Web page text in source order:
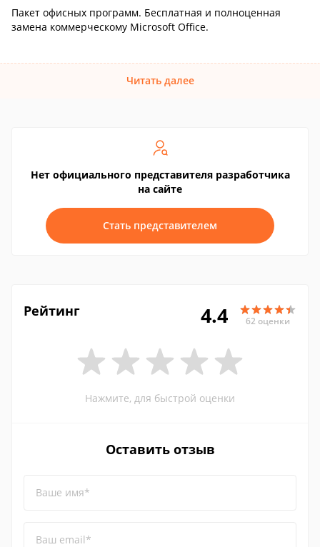
Пакет офисных программ. Бесплатная и полноценная
замена коммерческому Microsoft Office.
Читать далее
Нет официального представителя разработчика
на сайте
Стать представителем
Рейтинг 4.4 62 оценки
Нажмите, для быстрой оценки
Оставить отзыв
Ваше имя*
Ваш email*